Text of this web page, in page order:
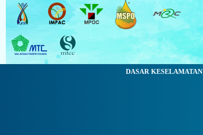
DASAR KESELAMATAN